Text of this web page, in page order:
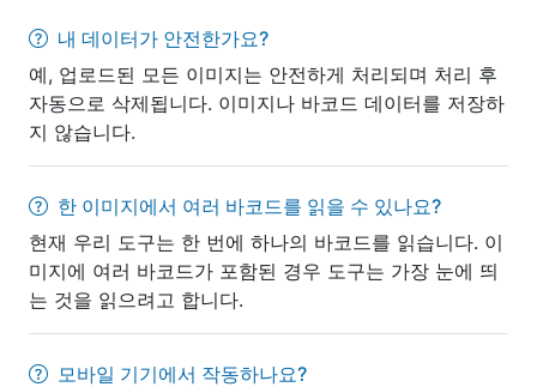
내 데이터가 안전한가요?
예, 업로드된 모든 이미지는 안전하게 처리되며 처리 후
자동으로 삭제됩니다. 이미지나 바코드 데이터를 저장하
지 않습니다.
한 이미지에서 여러 바코드를 읽을 수 있나요?
현재 우리 도구는 한 번에 하나의 바코드를 읽습니다. 이
미지에 여러 바코드가 포함된 경우 도구는 가장 눈에 띄
는 것을 읽으려고 합니다.
모바일 기기에서 작동하나요?